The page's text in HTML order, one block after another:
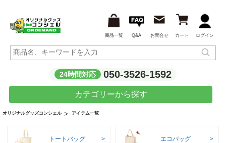
商品一覧 Q&A お問合せ カート ログイン
24時間対応 050-3526-1592
カテゴリーから探す
オリジナルグッズコンシェル アイテム一覧
トートバッグ エコバッグ